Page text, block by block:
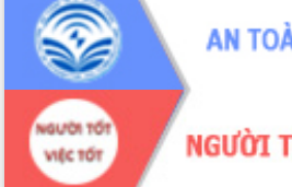
về phát triển nuôi trồng thủy sản
Phó Chủ tịch UBND tỉnh Đắk Lắk
Trương Công Thái kiểm tra thực địa
Dự án cao tốc Khánh Hòa - Buôn Ma
Thuột
Định vị cà phê Việt Nam như một “di
sản sống” trong dòng chảy toàn cầu